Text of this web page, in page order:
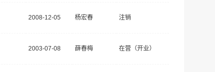
2008-12-05 杨宏春 注销
2003-07-08 薛春梅 在营（开业）